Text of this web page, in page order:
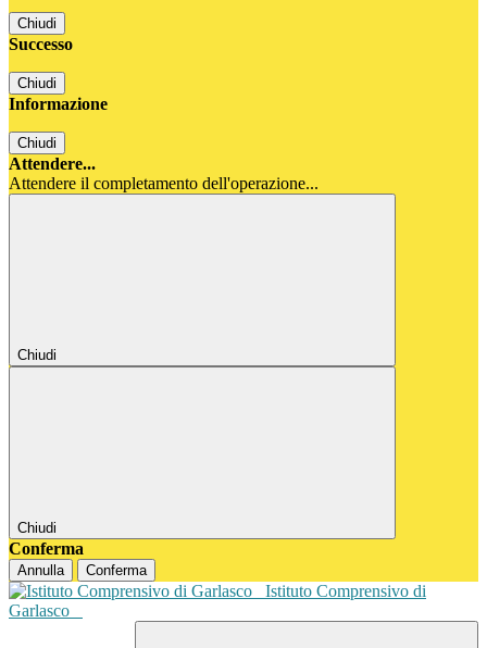
Chiudi
Successo
Chiudi
Informazione
Chiudi
Attendere...
Attendere il completamento dell'operazione...
Chiudi
Chiudi
Conferma
Annulla Conferma
Istituto Comprensivo di
Garlasco